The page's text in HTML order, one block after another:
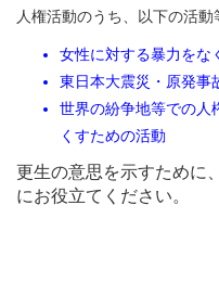
人権活動のうち、以下の活動
女性に対する暴力をな
東日本大震災・原発事
世界の紛争地等での人
くすための活動
更生の意思を示すために
にお役立てください。